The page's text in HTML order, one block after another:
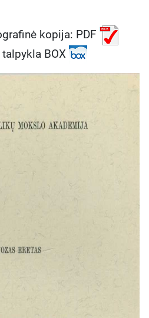
kontekstą (nuo žydų iki airių ir
armėnų) ir kelia esminį
klausimą: ar tremtis yra tik
aktyvia, kūrybiška misija?
ir skaudi, nėra prakeiksmas, o
Apvaizdos skirta užduotis –
išeivijos intelektualinis
vaidmuo. Eretas kritiškai vertina
materializmą (diahistomatą),
kopija: PDF
BOX